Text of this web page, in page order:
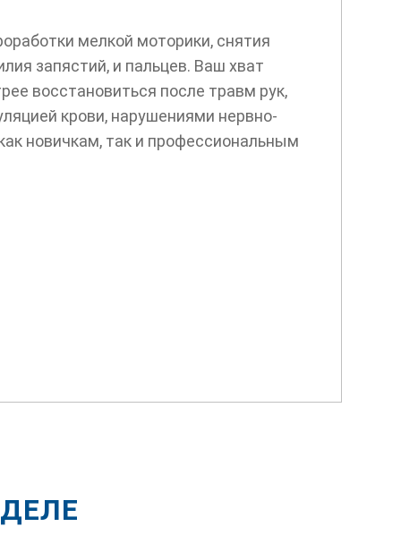
мелкой моторики, снятия
запястий, и пальцев. Ваш хват
восстановиться после травм рук,
крови, нарушениями нервно-
новичкам, так и профессиональным